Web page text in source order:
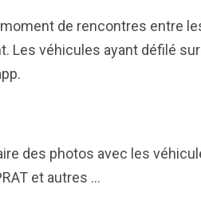
de rencontres entre
Les véhicules ayant défilé
des photos avec les
et autres …